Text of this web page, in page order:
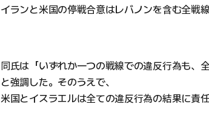
イランと米国の停戦合意はレバノンを含む全戦
同氏は「いずれか一つの戦線での違反行為も、
と強調した。そのうえで、
米国とイスラエルは全ての違反行為の結果に責